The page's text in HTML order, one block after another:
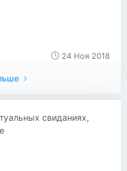
24 Ноя 2018
свиданиях,